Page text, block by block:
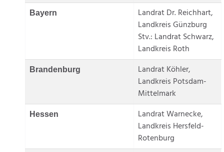
Bayern
Landrat Dr. Reichhart,
Landkreis Günzburg
Stv.: Landrat Schwarz,
Landkreis Roth
Brandenburg
Landrat Köhler,
Landkreis Potsdam-
Mittelmark
Hessen
Landrat Warnecke,
Landkreis Hersfeld-
Rotenburg